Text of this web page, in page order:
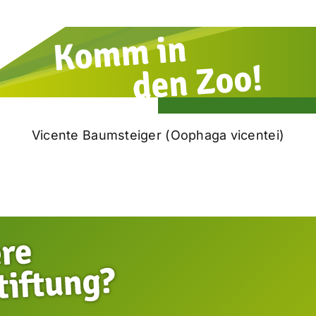
Vicente Baumsteiger (Oophaga vicentei)